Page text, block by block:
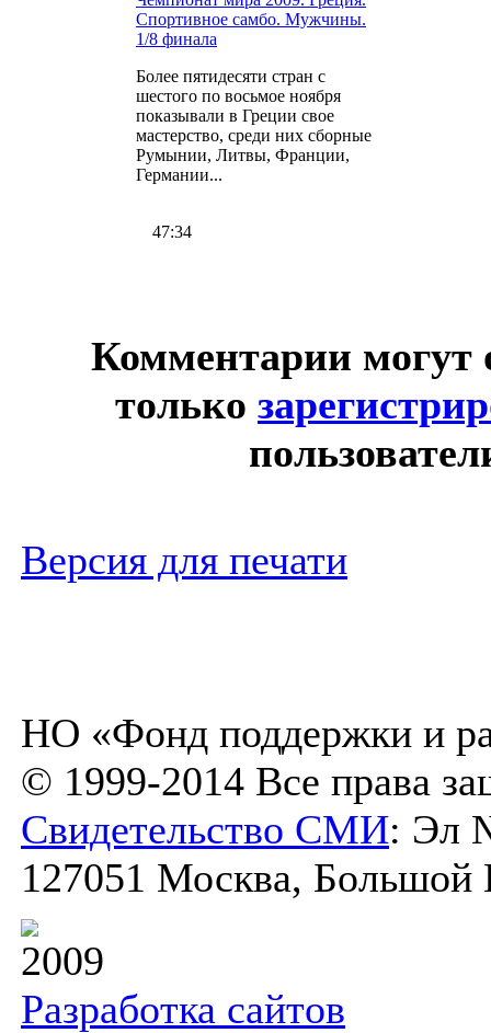
Спортивное самбо. Мужчины.
1/8 финала
Более пятидесяти стран с
шестого по восьмое ноября
показывали в Греции свое
мастерство, среди них сборные
Румынии, Литвы, Франции,
Германии...
47:34
Комментарии могут
только
Версия для печати
НО «Фонд поддержки и
© 1999-2014 Все права
Свидетельство СМИ: Эл
127051 Москва, Большой
2009
Разработка сайтов